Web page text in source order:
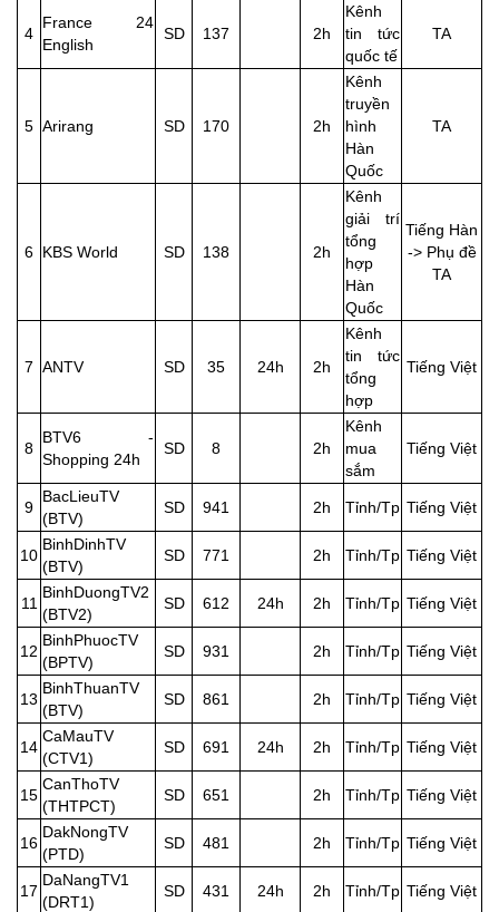
4
France 24
English
SD 137 2h
Kênh
tin tức
quốc tế
TA
5 Arirang SD 170 2h
Kênh
truyền
hình
Hàn
Quốc
TA
6 KBS World SD 138 2h
Kênh
giải trí
tổng
hợp
Hàn
Quốc
Tiếng Hàn
-> Phụ đề
TA
7 ANTV SD 35 24h 2h
Kênh
tin tức
tổng
hợp
Tiếng Việt
8
BTV6 -
Shopping 24h
SD 8 2h
Kênh
mua
sắm
Tiếng Việt
9
BacLieuTV
(BTV)
SD 941 2h Tỉnh/Tp Tiếng Việt
10
BinhDinhTV
(BTV)
SD 771 2h Tỉnh/Tp Tiếng Việt
11
BinhDuongTV2
(BTV2)
SD 612 24h 2h Tỉnh/Tp Tiếng Việt
12
BinhPhuocTV
(BPTV)
SD 931 2h Tỉnh/Tp Tiếng Việt
13
BinhThuanTV
(BTV)
SD 861 2h Tỉnh/Tp Tiếng Việt
14
CaMauTV
(CTV1)
SD 691 24h 2h Tỉnh/Tp Tiếng Việt
15
CanThoTV
(THTPCT)
SD 651 2h Tỉnh/Tp Tiếng Việt
16
DakNongTV
(PTD)
SD 481 2h Tỉnh/Tp Tiếng Việt
17
DaNangTV1
(DRT1)
SD 431 24h 2h Tỉnh/Tp Tiếng Việt